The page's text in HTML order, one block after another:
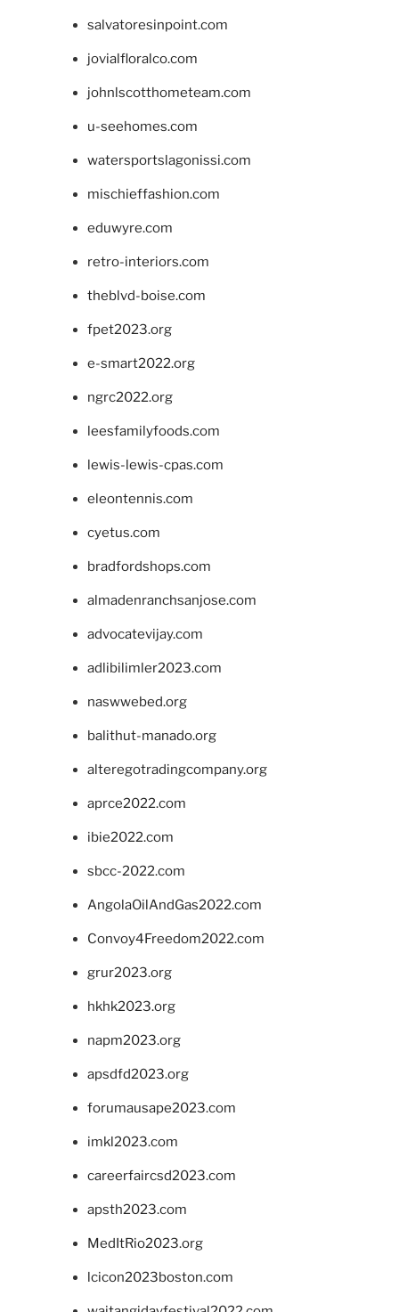
salvatoresinpoint.com
jovialfloralco.com
johnlscotthometeam.com
u-seehomes.com
watersportslagonissi.com
mischieffashion.com
eduwyre.com
retro-interiors.com
theblvd-boise.com
fpet2023.org
e-smart2022.org
ngrc2022.org
leesfamilyfoods.com
lewis-lewis-cpas.com
eleontennis.com
cyetus.com
bradfordshops.com
almadenranchsanjose.com
advocatevijay.com
adlibilimler2023.com
naswwebed.org
balithut-manado.org
alteregotradingcompany.org
aprce2022.com
ibie2022.com
sbcc-2022.com
AngolaOilAndGas2022.com
Convoy4Freedom2022.com
grur2023.org
hkhk2023.org
napm2023.org
apsdfd2023.org
forumausape2023.com
imkl2023.com
careerfaircsd2023.com
apsth2023.com
MedItRio2023.org
lcicon2023boston.com